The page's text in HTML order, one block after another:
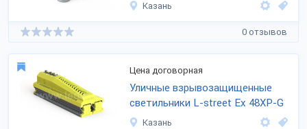
Казань
0 отзывов
Цена договорная
Уличные взрывозащищенные
светильники L-street Ex 48XP-G
Казань